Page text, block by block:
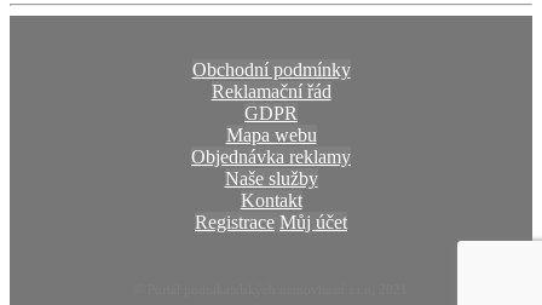
Obchodní podmínky
Reklamační řád
GDPR
Mapa webu
Objednávka reklamy
Naše služby
Kontakt
Registrace Můj účet